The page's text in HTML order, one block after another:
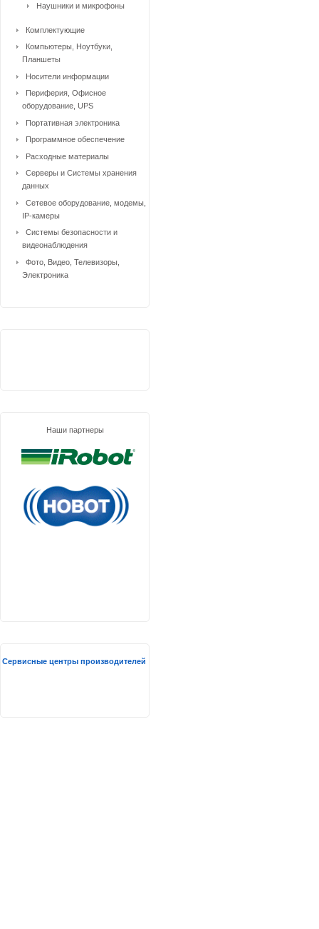
Наушники и микрофоны
Комплектующие
Компьютеры, Ноутбуки,
Планшеты
Носители информации
Периферия, Офисное
оборудование, UPS
Портативная электроника
Программное обеспечение
Расходные материалы
Серверы и Системы хранения
данных
Сетевое оборудование, модемы,
IP-камеры
Системы безопасности и
видеонаблюдения
Фото, Видео, Телевизоры,
Электроника
Наши партнеры
Сервисные центры производителей